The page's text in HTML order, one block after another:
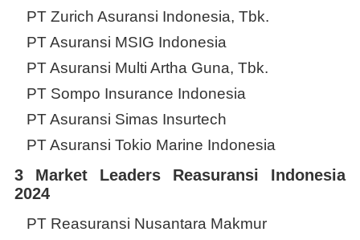
PT Zurich Asuransi Indonesia, Tbk.
PT Asuransi MSIG Indonesia
PT Asuransi Multi Artha Guna, Tbk.
PT Sompo Insurance Indonesia
PT Asuransi Simas Insurtech
PT Asuransi Tokio Marine Indonesia
3 Market Leaders Reasuransi Indonesia
2024
PT Reasuransi Nusantara Makmur